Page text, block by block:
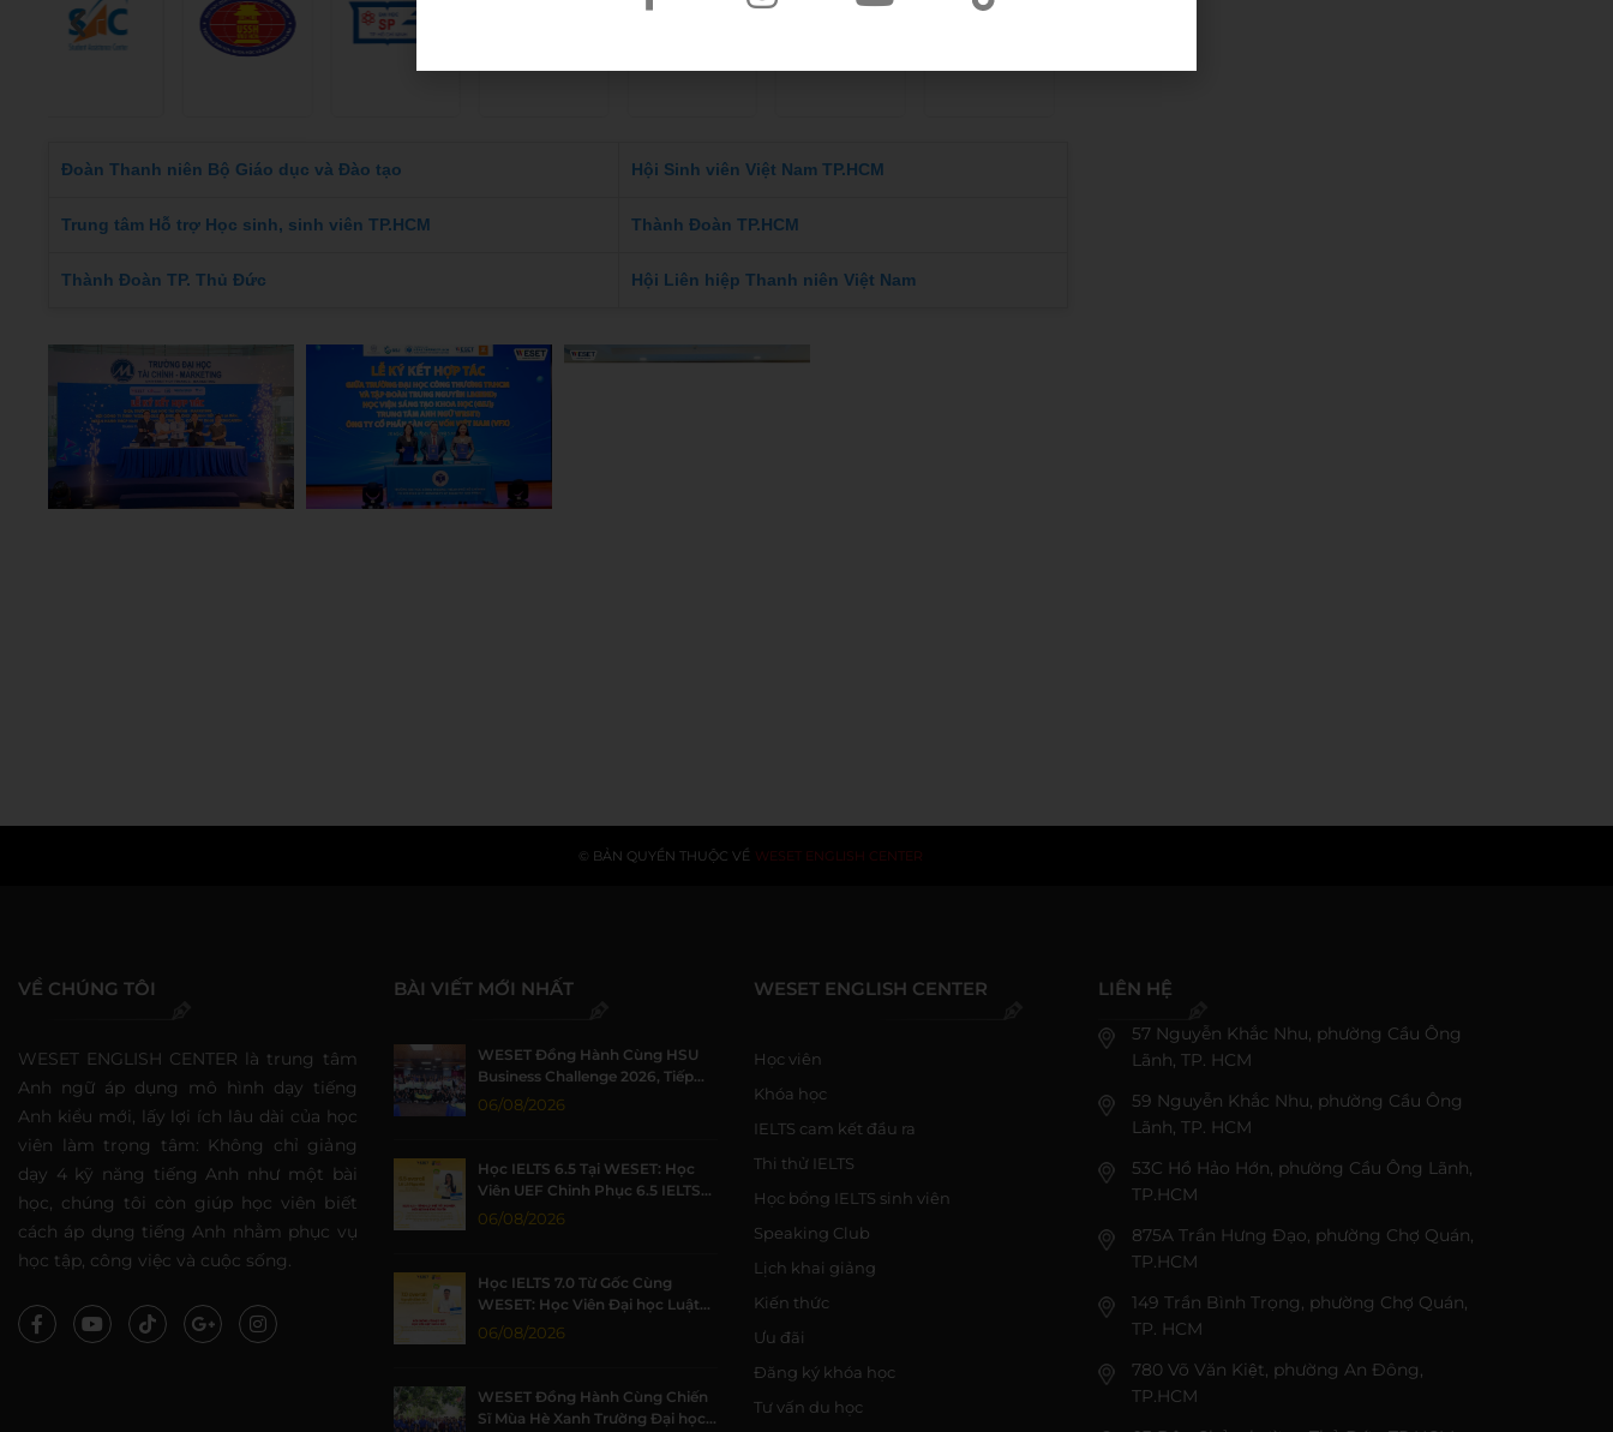
Đoàn Thanh niên Bộ Giáo dục và Đào tạo Hội Sinh viên Việt Nam TP.HCM
Trung tâm Hỗ trợ Học sinh, sinh viên TP.HCM Thành Đoàn TP.HCM
Thành Đoàn TP. Thủ Đức Hội Liên hiệp Thanh niên Việt Nam
© BẢN QUYỀN THUỘC VỀ WESET ENGLISH CENTER
VỀ CHÚNG TÔI
WESET ENGLISH CENTER là trung tâm
Anh ngữ áp dụng mô hình dạy tiếng
Anh kiểu mới, lấy lợi ích lâu dài của học
viên làm trọng tâm: Không chỉ giảng
dạy 4 kỹ năng tiếng Anh như một bài
học, chúng tôi còn giúp học viên biết
cách áp dụng tiếng Anh nhằm phục vụ
học tập, công việc và cuộc sống.
BÀI VIẾT MỚI NHẤT
WESET Đồng Hành Cùng HSU
Business Challenge 2026, Tiếp
Sức Sinh Viên Khởi Nghiệp
06/08/2026
Học IELTS 6.5 Tại WESET: Học
Viên UEF Chinh Phục 6.5 IELTS
Nhờ Môi Trường Học Tập Chất
06/08/2026
Học IELTS 7.0 Từ Gốc Cùng
WESET: Học Viên Đại học Luật
TP.HCM Đạt 7.0 IELTS
06/08/2026
WESET Đồng Hành Cùng Chiến
Sĩ Mùa Hè Xanh Trường Đại học
WESET ENGLISH CENTER
Học viên
Khóa học
IELTS cam kết đầu ra
Thi thử IELTS
Học bổng IELTS sinh viên
Speaking Club
Lịch khai giảng
Kiến thức
Ưu đãi
Đăng ký khóa học
Tư vấn du học
LIÊN HỆ
57 Nguyễn Khắc Nhu, phường Cầu Ông
Lãnh, TP. HCM
59 Nguyễn Khắc Nhu, phường Cầu Ông
Lãnh, TP. HCM
53C Hồ Hảo Hớn, phường Cầu Ông Lãnh,
TP.HCM
875A Trần Hưng Đạo, phường Chợ Quán,
TP.HCM
149 Trần Bình Trọng, phường Chợ Quán,
TP. HCM
780 Võ Văn Kiệt, phường An Đông,
TP.HCM